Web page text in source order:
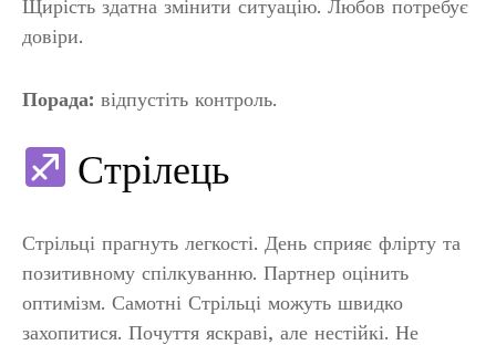
Щирість здатна змінити ситуацію. Любов потребує
довіри.
Порада: відпустіть контроль.
Стрілець
Стрільці прагнуть легкості. День сприяє флірту та
позитивному спілкуванню. Партнер оцінить
оптимізм. Самотні Стрільці можуть швидко
захопитися. Почуття яскраві, але нестійкі. Не